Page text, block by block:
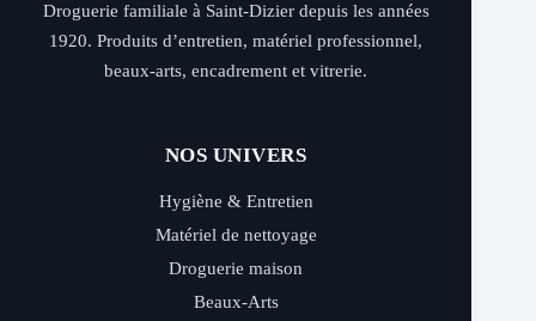
Droguerie familiale à Saint-Dizier depuis les années
1920. Produits d’entretien, matériel professionnel,
beaux-arts, encadrement et vitrerie.
NOS UNIVERS
Hygiène & Entretien
Matériel de nettoyage
Droguerie maison
Beaux-Arts